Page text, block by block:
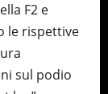
F2 e
le rispettive
sul podio